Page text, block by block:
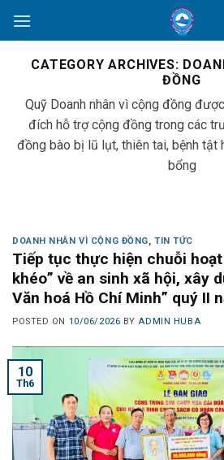
CATEGORY ARCHIVES:
ĐỒNG
Quỹ Doanh nhân vì cộng đồng
đích hỗ trợ cộng đồng trong các
đồng bào bị lũ lụt, thiên tai, bệnh tật
bổng
DOANH NHÂN VÌ CỘNG ĐỒNG,TIN TỨC
Tiếp tục thực hiện chuỗi hoạt
khéo” về an sinh xã hội, xây
Văn hoá Hồ Chí Minh” quý II
POSTED ON 10/06/2026 BYADMIN HUBA
10
Th6